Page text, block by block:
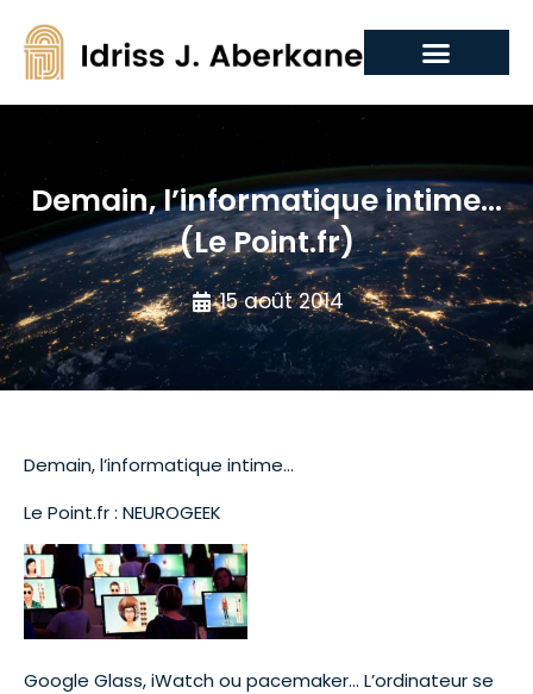
Demain, l’informatique intime…
(Le Point.fr)
15 août 2014
Demain, l’informatique intime…
Le Point.fr : NEUROGEEK
Google Glass, iWatch ou pacemaker… L’ordinateur se